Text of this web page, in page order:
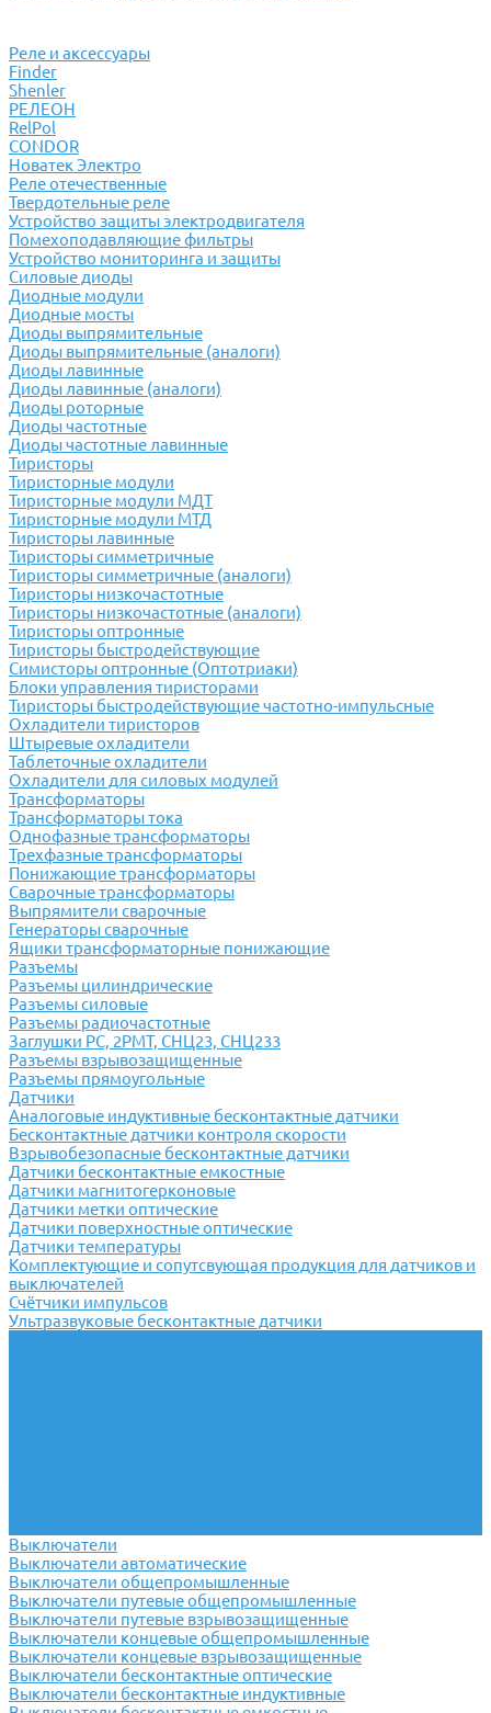
Реле и аксессуары
Finder
Shenler
РЕЛЕОН
RelPol
CONDOR
Новатек Электро
Реле отечественные
Твердотельные реле
Устройство защиты электродвигателя
Помехоподавляющие фильтры
Устройство мониторинга и защиты
Силовые диоды
Диодные модули
Диодные мосты
Диоды выпрямительные
Диоды выпрямительные (аналоги)
Диоды лавинные
Диоды лавинные (аналоги)
Диоды роторные
Диоды частотные
Диоды частотные лавинные
Тиристоры
Тиристорные модули
Тиристорные модули МДТ
Тиристорные модули МТД
Тиристоры лавинные
Тиристоры симметричные
Тиристоры симметричные (аналоги)
Тиристоры низкочастотные
Тиристоры низкочастотные (аналоги)
Тиристоры оптронные
Тиристоры быстродействующие
Симисторы оптронные (Оптотриаки)
Блоки управления тиристорами
Тиристоры быстродействующие частотно-импульсные
Охладители тиристоров
Штыревые охладители
Таблеточные охладители
Охладители для силовых модулей
Трансформаторы
Трансформаторы тока
Однофазные трансформаторы
Трехфазные трансформаторы
Понижающие трансформаторы
Сварочные трансформаторы
Выпрямители сварочные
Генераторы сварочные
Ящики трансформаторные понижающие
Разъемы
Разъемы цилиндрические
Разъемы силовые
Разъемы радиочастотные
Заглушки РС, 2РМТ, СНЦ23, СНЦ233
Разъемы взрывозащищенные
Разъемы прямоугольные
Датчики
Аналоговые индуктивные бесконтактные датчики
Бесконтактные датчики контроля скорости
Взрывобезопасные бесконтактные датчики
Датчики бесконтактные емкостные
Датчики магнитогерконовые
Датчики метки оптические
Датчики поверхностные оптические
Датчики температуры
Комплектующие и сопутсвующая продукция для датчиков и
выключателей
Счётчики импульсов
Ультразвуковые бесконтактные датчики
Выключатели
Выключатели автоматические
Выключатели общепромышленные
Выключатели путевые общепромышленные
Выключатели путевые взрывозащищенные
Выключатели концевые общепромышленные
Выключатели концевые взрывозащищенные
Выключатели бесконтактные оптические
Выключатели бесконтактные индуктивные